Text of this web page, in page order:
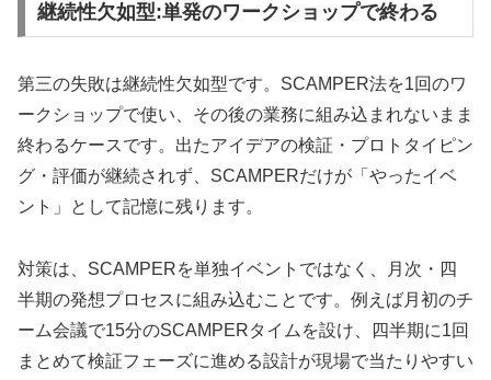
継続性欠如型:単発のワークショップで終わる
第三の失敗は継続性欠如型です。SCAMPER法を1回のワ
ークショップで使い、その後の業務に組み込まれないまま
終わるケースです。出たアイデアの検証・プロトタイピン
グ・評価が継続されず、SCAMPERだけが「やったイベ
ント」として記憶に残ります。
対策は、SCAMPERを単独イベントではなく、月次・四
半期の発想プロセスに組み込むことです。例えば月初のチ
ーム会議で15分のSCAMPERタイムを設け、四半期に1回
まとめて検証フェーズに進める設計が現場で当たりやすい